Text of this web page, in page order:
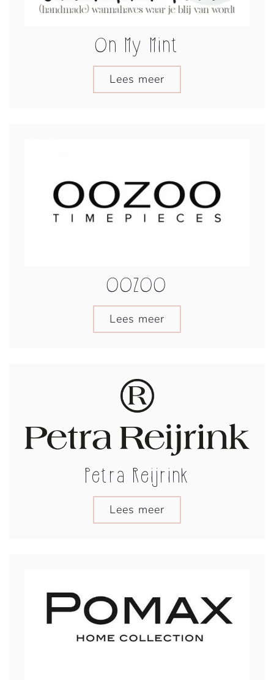
On My Mint
Lees meer
OOZOO
Lees meer
Petra Reijrink
Lees meer